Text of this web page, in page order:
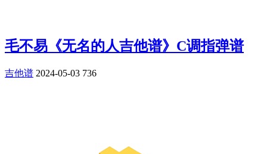
毛不易《无名的人吉他谱》C调指弹谱
吉他谱 2024-05-03 736